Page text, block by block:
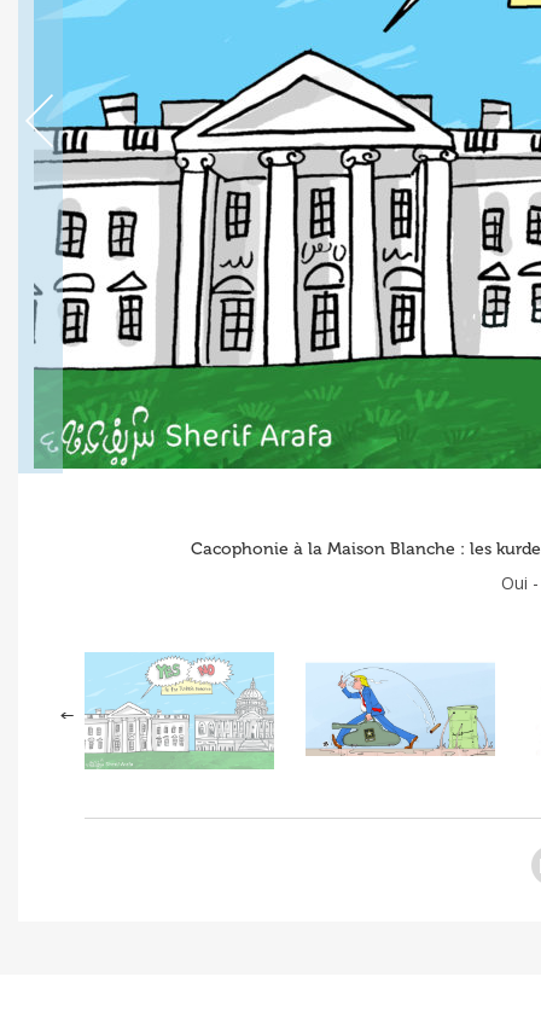
Cacophonie à la Maison Blanche : les
Oui